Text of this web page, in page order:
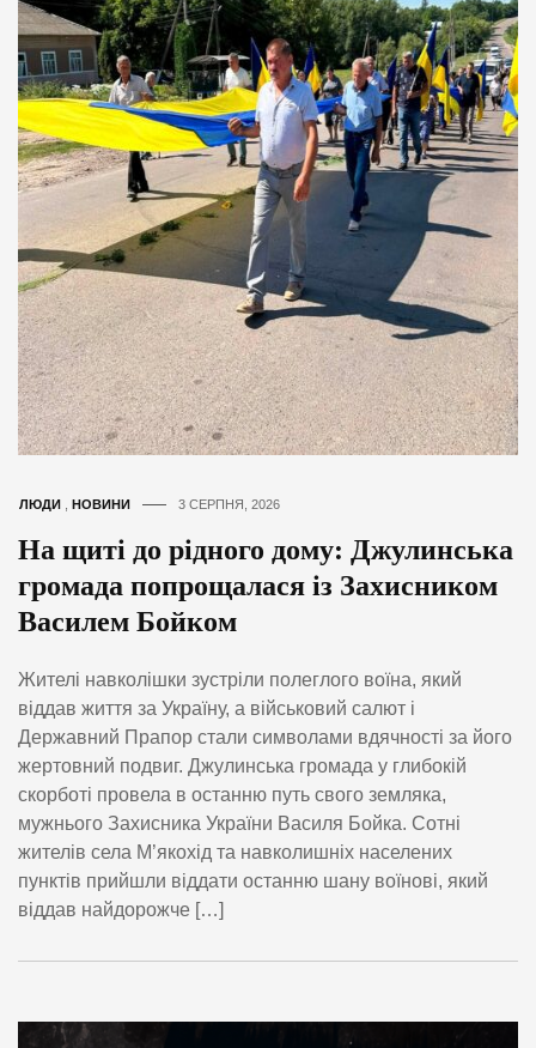
ЛЮДИ НОВИНИ 3 СЕРПНЯ, 2026
На щиті до рідного дому: Джулинська
громада попрощалася із Захисником
Василем Бойком
Жителі навколішки зустріли полеглого воїна, який
віддав життя за Україну, а військовий салют і
Державний Прапор стали символами вдячності за його
жертовний подвиг. Джулинська громада у глибокій
скорботі провела в останню путь свого земляка,
мужнього Захисника України Василя Бойка. Сотні
жителів села М’якохід та навколишніх населених
пунктів прийшли віддати останню шану воїнові, який
віддав найдорожче […]